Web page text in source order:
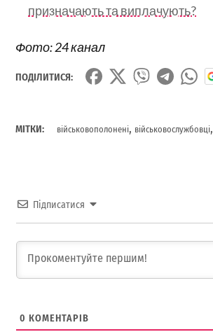
призначають та виплачують?
Фото: 24 канал
ПОДІЛИТИСЯ:
МІТКИ: військовополонені, військовослужбовці,
Підписатися
0 КОМЕНТАРІВ